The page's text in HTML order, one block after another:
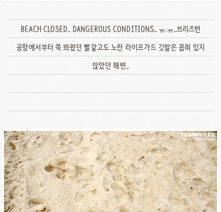
BEACH CLOSED.. DANGEROUS CONDITIONS.. ㅠ.ㅠ..브리즈번
공항에서부터 쭉 봐왔던 빨갛고도 노란 라이프가드 깃발은 꼽혀 있지
않았던 해변..